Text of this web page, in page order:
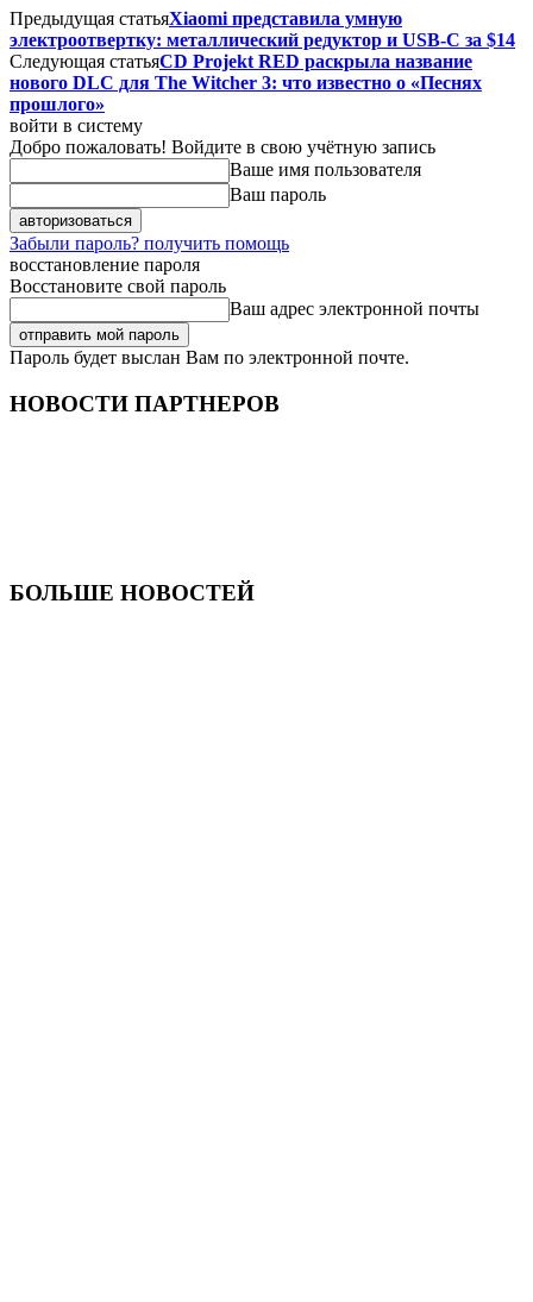
Предыдущая статьяXiaomi представила умную
электроотвертку: металлический редуктор и USB-C за $14
Следующая статьяCD Projekt RED раскрыла название
нового DLC для The Witcher 3: что известно о «Песнях
прошлого»
войти в систему
Добро пожаловать! Войдите в свою учётную запись
Ваше имя пользователя
Ваш пароль
Забыли пароль? получить помощь
восстановление пароля
Восстановите свой пароль
Ваш адрес электронной почты
Пароль будет выслан Вам по электронной почте.
НОВОСТИ ПАРТНЕРОВ
БОЛЬШЕ НОВОСТЕЙ